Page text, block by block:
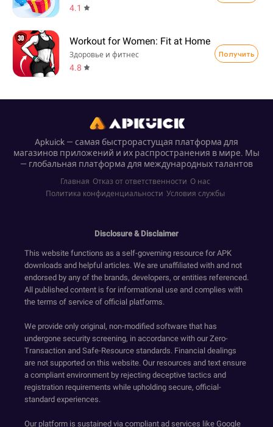
4.1
Workout for Women: Fit at Home
Здоровье и фитнес
4.8
Получить
Apkuick — самая быстрорастущая платформа для
магазинов приложений и их распространения в мире. Мы
— глобальная платформа для международных талантов
Главная Отказ от ответственности О нас
Политика конфиденциальности Условия службы
Disclosure & Disclaimer
This website functions as a self-governing resource for APK
downloads and helpful articles. We are unaffiliated with and not
endorsed by any of the brands, developers, or entities referenced.
All published content is for informational use and complies with
the terms of service of official platforms.
We provide only original, non-modified software that has
undergone security screening, in accordance with our Zero-
Transaction and Safe-Resource standards. Financial dealings
are not supported on this website. Our resources and text ensure
a compliant environment by rejecting deceptive tactics and
registration requirements while upholding secure, official-
standard experiences.
Our platform is sustained via compliant ad services like Google